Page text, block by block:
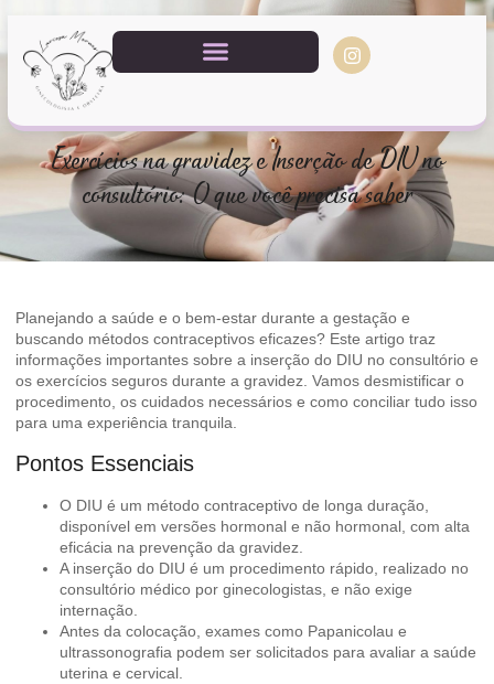
Exercícios na gravidez e Inserção de DIU no
consultório: O que você precisa saber
Planejando a saúde e o bem-estar durante a gestação e
buscando métodos contraceptivos eficazes? Este artigo traz
informações importantes sobre a inserção do DIU no consultório e
os exercícios seguros durante a gravidez. Vamos desmistificar o
procedimento, os cuidados necessários e como conciliar tudo isso
para uma experiência tranquila.
Pontos Essenciais
O DIU é um método contraceptivo de longa duração,
disponível em versões hormonal e não hormonal, com alta
eficácia na prevenção da gravidez.
A inserção do DIU é um procedimento rápido, realizado no
consultório médico por ginecologistas, e não exige
internação.
Antes da colocação, exames como Papanicolau e
ultrassonografia podem ser solicitados para avaliar a saúde
uterina e cervical.